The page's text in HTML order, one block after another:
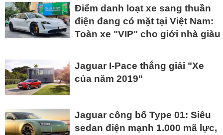
Điểm danh loạt xe sang thuần
điện đang có mặt tại Việt Nam:
Toàn xe "VIP" cho giới nhà giàu
Jaguar I-Pace thắng giải "Xe
của năm 2019"
Jaguar công bố Type 01: Siêu
sedan điện mạnh 1.000 mã lực,